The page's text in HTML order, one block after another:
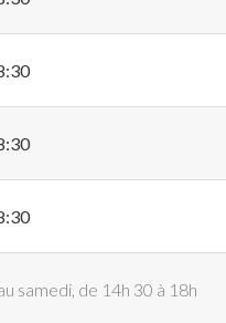
samedi, de 14h 30 à 18h